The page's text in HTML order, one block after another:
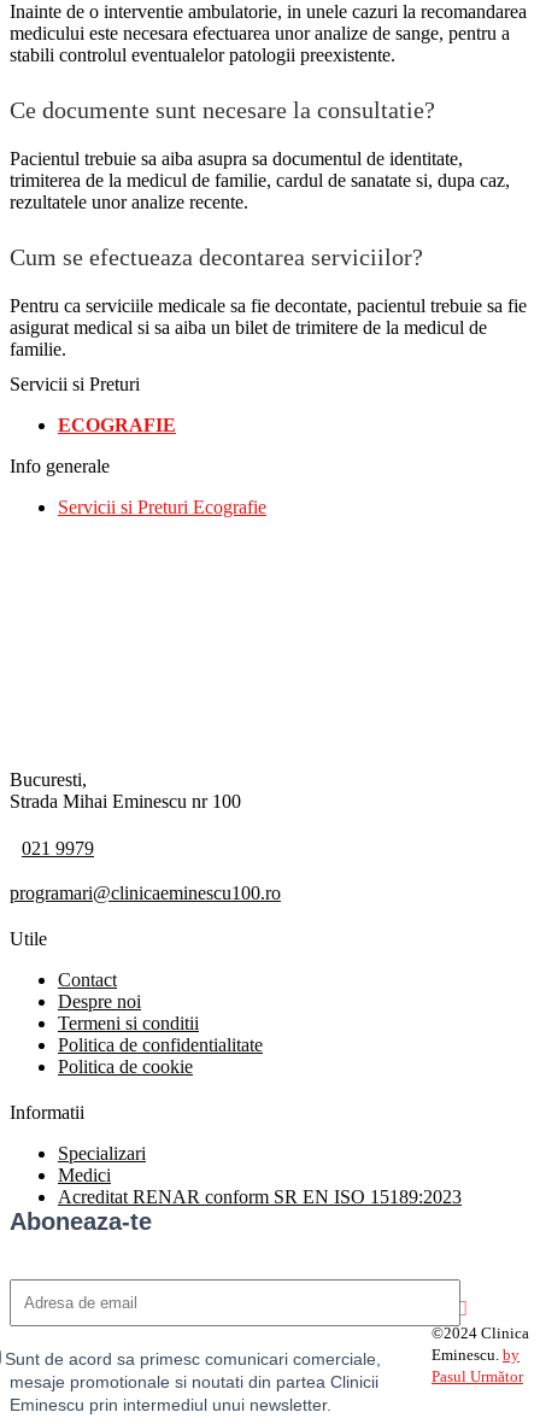
Inainte de o interventie ambulatorie, in unele cazuri la recomandarea
medicului este necesara efectuarea unor analize de sange, pentru a
stabili controlul eventualelor patologii preexistente.
Ce documente sunt necesare la consultatie?
Pacientul trebuie sa aiba asupra sa documentul de identitate,
trimiterea de la medicul de familie, cardul de sanatate si, dupa caz,
rezultatele unor analize recente.
Cum se efectueaza decontarea serviciilor?
Pentru ca serviciile medicale sa fie decontate, pacientul trebuie sa fie
asigurat medical si sa aiba un bilet de trimitere de la medicul de
familie.
Servicii si Preturi
ECOGRAFIE
Info generale
Servicii si Preturi Ecografie
Bucuresti,
Strada Mihai Eminescu nr 100
021 9979
programari@clinicaeminescu100.ro
Utile
Contact
Despre noi
Termeni si conditii
Politica de confidentialitate
Politica de cookie
Informatii
Specializari
Medici
Acreditat RENAR conform SR EN ISO 15189:2023
Aboneaza-te
Sunt de acord sa primesc comunicari comerciale,
mesaje promotionale si noutati din partea Clinicii
Eminescu prin intermediul unui newsletter.
©2024 Clinica
Eminescu. by
Pasul Următor